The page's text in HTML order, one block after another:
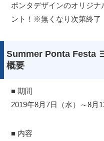
ポンタデザインのオリジ
ント！※無くなり次第終了
Summer Ponta Festa
概要
■ 期間
2019年8月7日（水）～8月
■ 内容